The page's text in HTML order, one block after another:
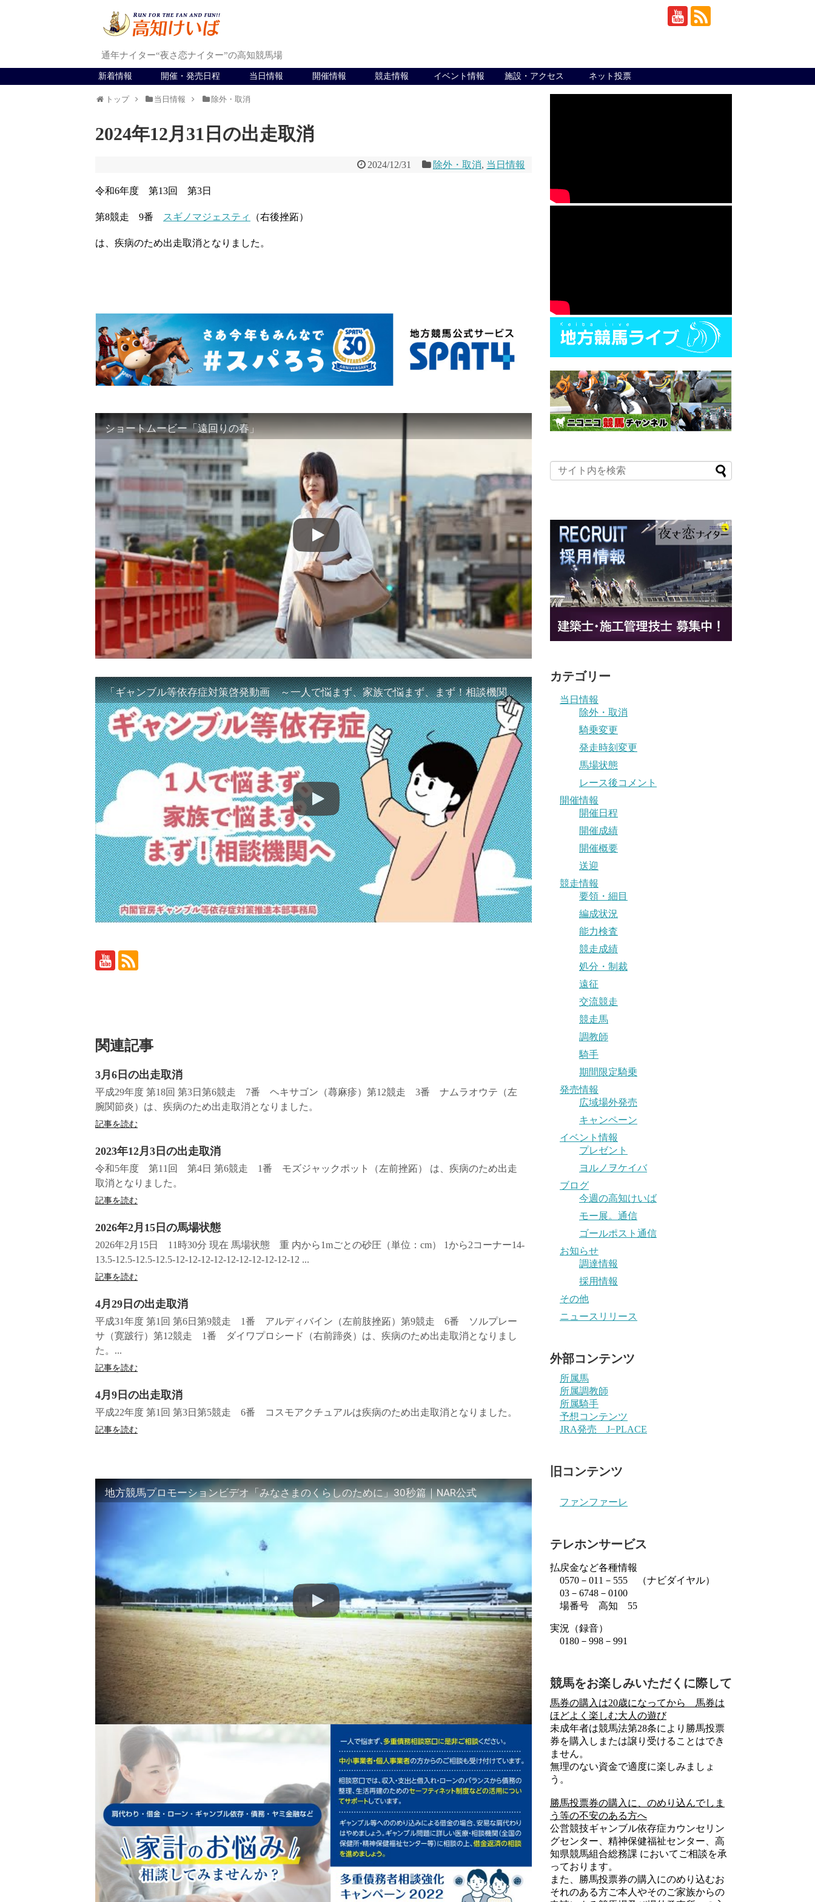
通年ナイター“夜さ恋ナイター”の高知競馬場
新着情報 開催・発売日程 当日情報 開催情報 競走情報 イベント情報 施設・アクセス ネット投票
トップ 当日情報 除外・取消
2024年12月31日の出走取消
2024/12/31 除外・取消, 当日情報
令和6年度 第13回 第3日
第8競走 9番 スギノマジェスティ （右後挫跖）
は、疾病のため出走取消となりました。
ショートムービー「遠回りの春」
「ギャンブル等依存症対策啓発動画 ～一人で悩まず、家族で悩まず、まず！相談機関へ～」
関連記事
3月6日の出走取消
平成29年度 第18回 第3日第6競走 7番 ヘキサゴン（蕁麻疹）第12競走 3番 ナムラオウテ（左
腕関節炎）は、疾病のため出走取消となりました。
記事を読む
2023年12月3日の出走取消
令和5年度 第11回 第4日 第6競走 1番 モズジャックポット（左前挫跖） は、疾病のため出走
取消となりました。
記事を読む
2026年2月15日の馬場状態
2026年2月15日 11時30分 現在 馬場状態 重 内から1mごとの砂圧（単位：cm） 1から2コーナー14-
13.5-12.5-12.5-12.5-12-12-12-12-12-12-12-12-12-12 ...
記事を読む
4月29日の出走取消
平成31年度 第1回 第6日第9競走 1番 アルディバイン（左前肢挫跖）第9競走 6番 ソルプレー
サ（寛跛行）第12競走 1番 ダイワプロシード（右前蹄炎）は、疾病のため出走取消となりまし
た。...
記事を読む
4月9日の出走取消
平成22年度 第1回 第3日第5競走 6番 コスモアクチュアルは疾病のため出走取消となりました。
記事を読む
地方競馬プロモーションビデオ「みなさまのくらしのために」30秒篇｜NAR公式
カテゴリー
当日情報
除外・取消
騎乗変更
発走時刻変更
馬場状態
レース後コメント
開催情報
開催日程
開催成績
開催概要
送迎
競走情報
要領・細目
編成状況
能力検査
競走成績
処分・制裁
遠征
交流競走
競走馬
調教師
騎手
期間限定騎乗
発売情報
広域場外発売
キャンペーン
イベント情報
プレゼント
ヨルノヲケイバ
ブログ
今週の高知けいば
モー展。通信
ゴールポスト通信
お知らせ
調達情報
採用情報
その他
ニュースリリース
外部コンテンツ
所属馬
所属調教師
所属騎手
予想コンテンツ
JRA発売 J−PLACE
旧コンテンツ
ファンファーレ
テレホンサービス
払戻金など各種情報
0570－011－555 （ナビダイヤル）
03－6748－0100
場番号 高知 55
実況（録音）
0180－998－991
競馬をお楽しみいただくに際して
馬券の購入は20歳になってから 馬券は
ほどよく楽しむ大人の遊び
未成年者は競馬法第28条により勝馬投票
券を購入しまたは譲り受けることはでき
ません。
無理のない資金で適度に楽しみましょ
う。
勝馬投票券の購入に、のめり込んでしま
う等の不安のある方へ
公営競技ギャンブル依存症カウンセリン
グセンター、精神保健福祉センター、高
知県競馬組合総務課 においてご相談を承
っております。
また、勝馬投票券の購入にのめり込むお
それのある方ご本人やそのご家族からの